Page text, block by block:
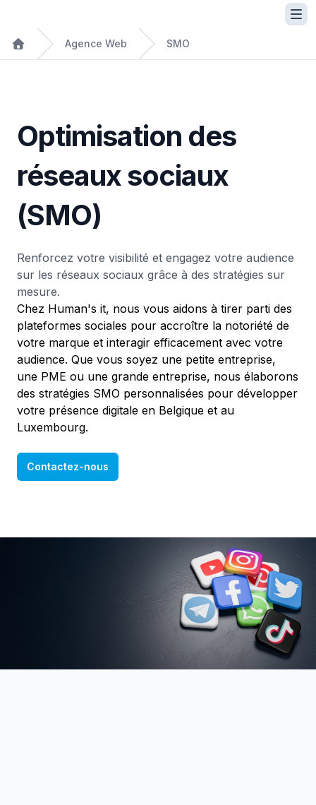
Agence Web SMO
Optimisation des
réseaux sociaux
(SMO)
Renforcez votre visibilité et engagez votre audience
sur les réseaux sociaux grâce à des stratégies sur
mesure.
Chez Human's it, nous vous aidons à tirer parti des
plateformes sociales pour accroître la notoriété de
votre marque et interagir efficacement avec votre
audience. Que vous soyez une petite entreprise,
une PME ou une grande entreprise, nous élaborons
des stratégies SMO personnalisées pour développer
votre présence digitale en Belgique et au
Luxembourg.
Contactez-nous